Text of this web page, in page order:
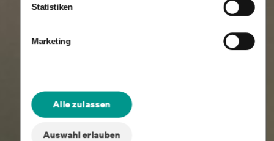
Statistiken
Marketing
Alle zulassen
Auswahl erlauben